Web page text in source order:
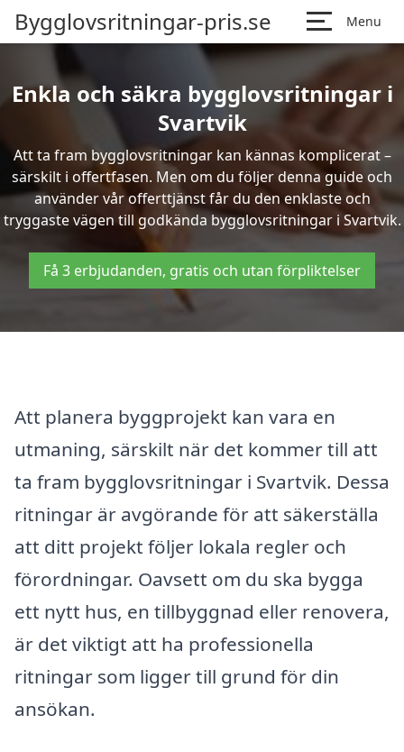
Bygglovsritningar-pris.se Menu
Enkla och säkra bygglovsritningar i
Svartvik
Att ta fram bygglovsritningar kan kännas komplicerat –
särskilt i offertfasen. Men om du följer denna guide och
använder vår offerttjänst får du den enklaste och
tryggaste vägen till godkända bygglovsritningar i Svartvik.
Få 3 erbjudanden, gratis och utan förpliktelser
Att planera byggprojekt kan vara en
utmaning, särskilt när det kommer till att
ta fram bygglovsritningar i Svartvik. Dessa
ritningar är avgörande för att säkerställa
att ditt projekt följer lokala regler och
förordningar. Oavsett om du ska bygga
ett nytt hus, en tillbyggnad eller renovera,
är det viktigt att ha professionella
ritningar som ligger till grund för din
ansökan.